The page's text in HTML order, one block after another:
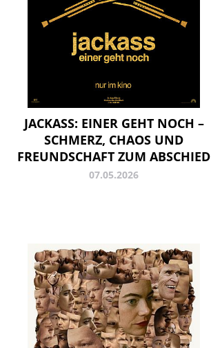
JACKASS: EINER GEHT NOCH –
SCHMERZ, CHAOS UND
FREUNDSCHAFT ZUM ABSCHIED
07.05.2026